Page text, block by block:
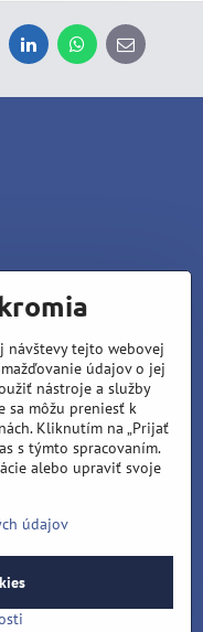
LinkedInWhatsApp
E-
mail
osobných údajov
návštevy tejto webovej
údajov o jej
nástroje a služby
sa môžu preniesť k
Kliknutím na „Prijať
s týmto spracovaním.
alebo upraviť svoje
údajov